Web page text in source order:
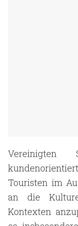
Vereinigten
Touristen im
an die
Kontexten